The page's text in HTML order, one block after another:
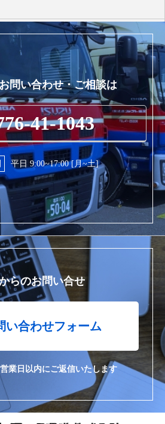
問い合わせ・ご相談は
41-1043
平日 9:00~17:00 [月~土]
らのお問い合せ
い合わせフォーム
業日以内にご返信いたします